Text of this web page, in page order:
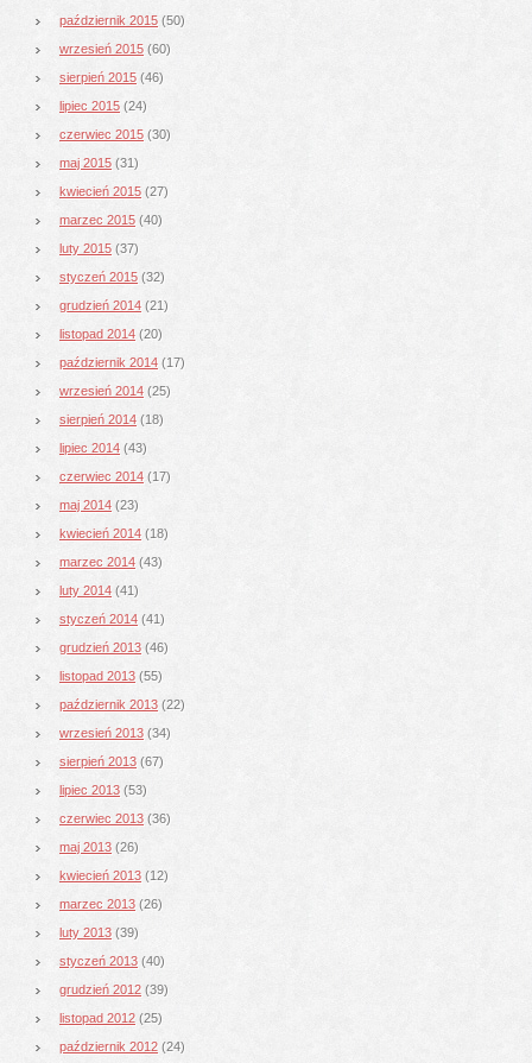
październik 2015 (50)
wrzesień 2015 (60)
sierpień 2015 (46)
lipiec 2015 (24)
czerwiec 2015 (30)
maj 2015 (31)
kwiecień 2015 (27)
marzec 2015 (40)
luty 2015 (37)
styczeń 2015 (32)
grudzień 2014 (21)
listopad 2014 (20)
październik 2014 (17)
wrzesień 2014 (25)
sierpień 2014 (18)
lipiec 2014 (43)
czerwiec 2014 (17)
maj 2014 (23)
kwiecień 2014 (18)
marzec 2014 (43)
luty 2014 (41)
styczeń 2014 (41)
grudzień 2013 (46)
listopad 2013 (55)
październik 2013 (22)
wrzesień 2013 (34)
sierpień 2013 (67)
lipiec 2013 (53)
czerwiec 2013 (36)
maj 2013 (26)
kwiecień 2013 (12)
marzec 2013 (26)
luty 2013 (39)
styczeń 2013 (40)
grudzień 2012 (39)
listopad 2012 (25)
październik 2012 (24)